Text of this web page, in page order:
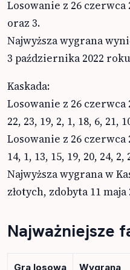
Losowanie z 26 czerwca
oraz 3.
Najwyższa wygrana
3 października 2022
Kaskada:
Losowanie z 26 czerwca
22, 23, 19, 2, 1, 18, 6, 21,
Losowanie z 26 czerwca
14, 1, 13, 15, 19, 20, 24, 2,
Najwyższa wygrana w
złotych, zdobyta 11
Najważniejsze
Gra losowa
Wygrana